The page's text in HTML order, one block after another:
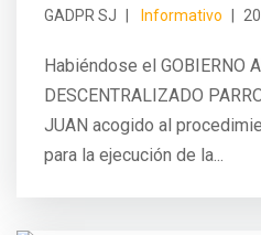
GADPR SJ Informativo
Habiéndose el GOBIERNO
DESCENTRALIZADO
JUAN acogido al
para la ejecución de la...